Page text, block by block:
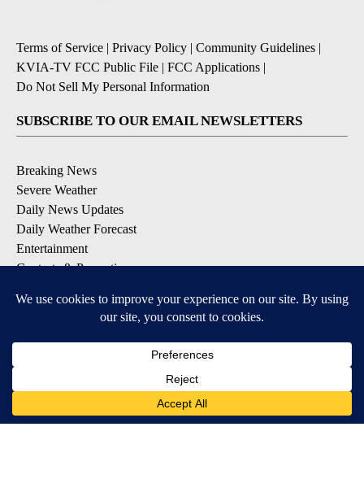
Terms of Service | Privacy Policy | Community Guidelines |
KVIA-TV FCC Public File | FCC Applications |
Do Not Sell My Personal Information
SUBSCRIBE TO OUR EMAIL NEWSLETTERS
Breaking News
Severe Weather
Daily News Updates
Daily Weather Forecast
Entertainment
Contests & Promotions
DOWNLOAD OUR APPS
Available for iOS and Android